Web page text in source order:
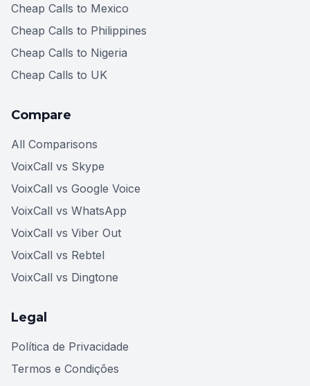
Cheap Calls to Mexico
Cheap Calls to Philippines
Cheap Calls to Nigeria
Cheap Calls to UK
Compare
All Comparisons
VoixCall vs Skype
VoixCall vs Google Voice
VoixCall vs WhatsApp
VoixCall vs Viber Out
VoixCall vs Rebtel
VoixCall vs Dingtone
Legal
Política de Privacidade
Termos e Condições